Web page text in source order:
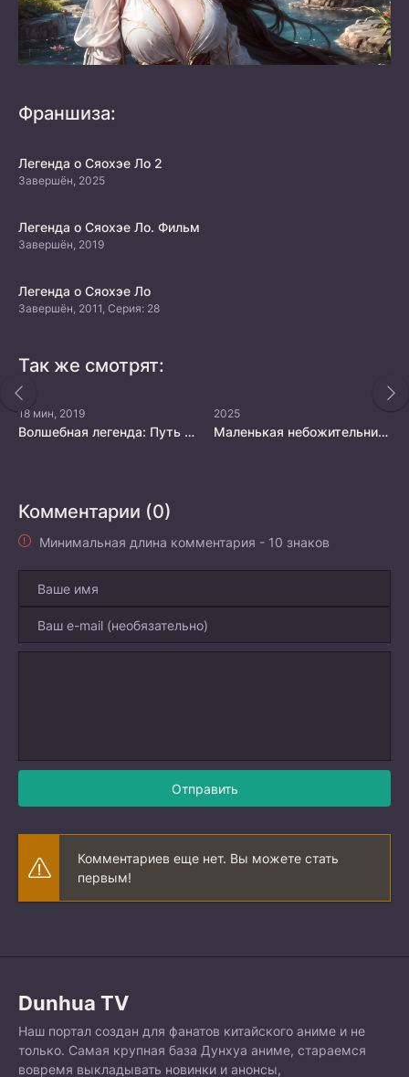
Франшиза:
Легенда о Сяохэе Ло 2
Завершён, 2025
Легенда о Сяохэе Ло. Фильм
Завершён, 2019
Легенда о Сяохэе Ло
Завершён, 2011, Серия: 28
Так же смотрят:
18 мин, 2019
Волшебная легенда: Путь к бессмертию 3
2025
Маленькая небожительница Чжияо
Комментарии (0)
Минимальная длина комментария - 10 знаков
Отправить
Комментариев еще нет. Вы можете стать
первым!
Dunhua TV
Наш портал создан для фанатов китайского аниме и не
только. Самая крупная база Дунхуа аниме, стараемся
вовремя выкладывать новинки и анонсы,